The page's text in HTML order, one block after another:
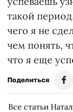
такой
чего я не
чем понять,
что я еще
Поделиться
Все статьи